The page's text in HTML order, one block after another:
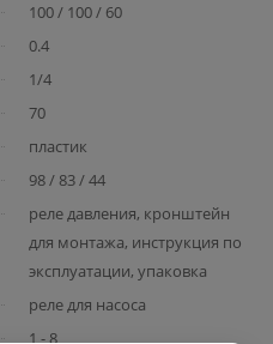
100 / 100 / 60
0.4
1/4
70
пластик
98 / 83 / 44
реле давления, кронштейн
для монтажа, инструкция по
эксплуатации, упаковка
реле для насоса
1 - 8